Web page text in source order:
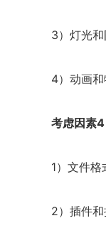
3）灯光
4）动画
考虑因素
1）文件
2）插件